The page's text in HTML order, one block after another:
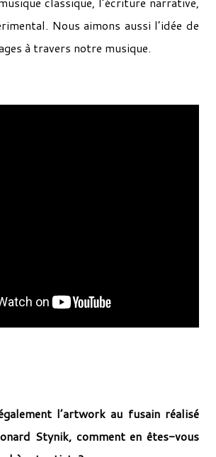
Nous aimons aussi l’idée de
à travers notre musique.
l’artwork au fusain réalisé
Stynik, comment en êtes-­vous